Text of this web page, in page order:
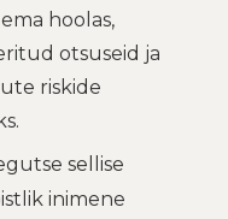
hoolas,
otsuseid ja
riskide
sellise
inimene